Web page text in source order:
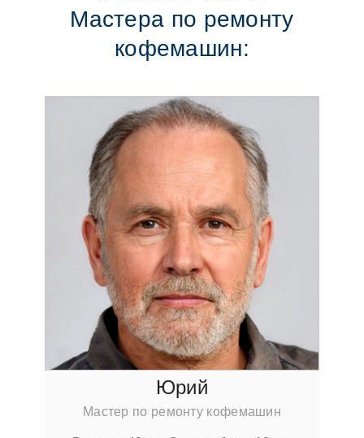
Мастера по ремонту
кофемашин:
Юрий
Мастер по ремонту кофемашин